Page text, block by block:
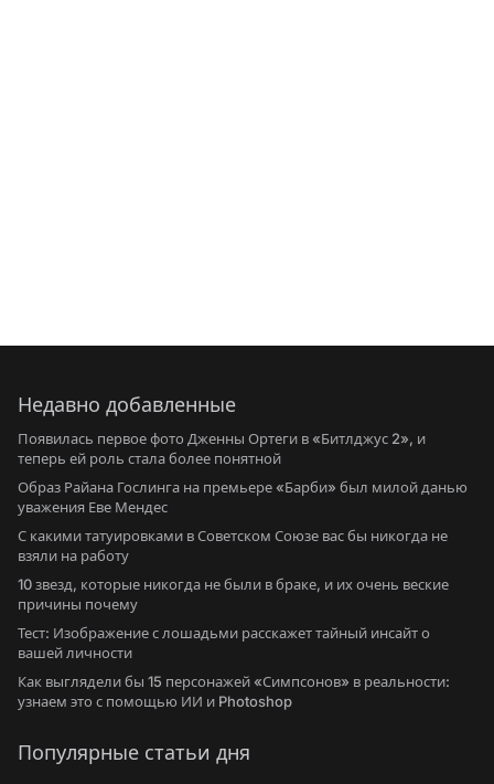
Недавно добавленные
Появилась первое фото Дженны Ортеги в «Битлджус 2», и
теперь ей роль стала более понятной
Образ Райана Гослинга на премьере «Барби» был милой данью
уважения Еве Мендес
С какими татуировками в Советском Союзе вас бы никогда не
взяли на работу
10 звезд, которые никогда не были в браке, и их очень веские
причины почему
Тест: Изображение с лошадьми расскажет тайный инсайт о
вашей личности
Как выглядели бы 15 персонажей «Симпсонов» в реальности:
узнаем это с помощью ИИ и Photoshop
Популярные статьи дня